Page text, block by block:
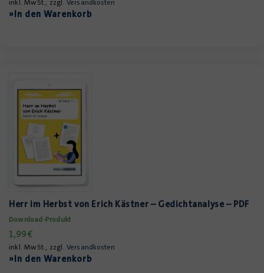
inkl. MwSt., zzgl. Versandkosten
»In den Warenkorb
Herr im Herbst von Erich Kästner – Gedichtanalyse – PDF
Download-Produkt
1,99€
inkl. MwSt., zzgl. Versandkosten
»In den Warenkorb